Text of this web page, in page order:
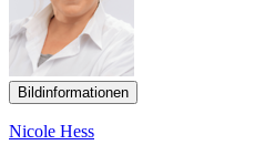
Bildinformationen
Nicole Hess